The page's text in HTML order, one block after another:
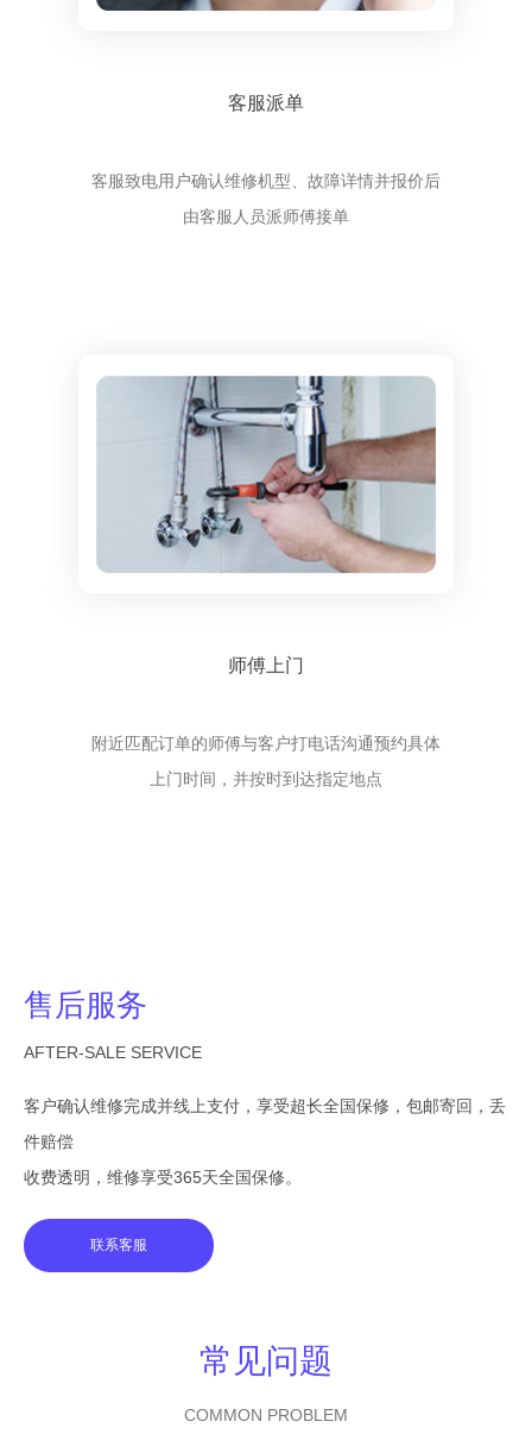
客服派单
客服致电用户确认维修机型、故障详情并报价后
由客服人员派师傅接单
师傅上门
附近匹配订单的师傅与客户打电话沟通预约具体
上门时间，并按时到达指定地点
售后服务
AFTER-SALE SERVICE
客户确认维修完成并线上支付，享受超长全国保修，包邮寄回，丢
件赔偿
收费透明，维修享受365天全国保修。
联系客服
常见问题
COMMON PROBLEM